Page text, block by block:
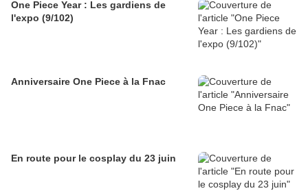
One Piece Year : Les gardiens de
l'expo (9/102)
Anniversaire One Piece à la Fnac
En route pour le cosplay du 23 juin